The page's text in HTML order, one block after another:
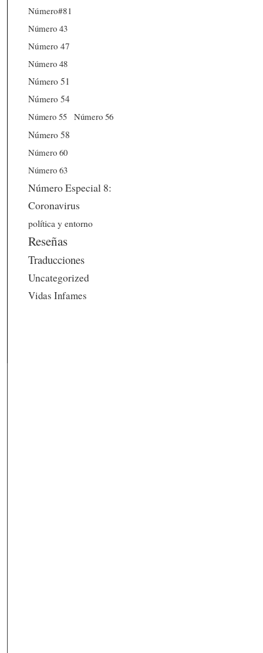
Número#81
Número 43
Número 47
Número 48
Número 51
Número 54
Número 55
Número 56
Número 58
Número 60
Número 63
Número Especial 8:
Coronavirus
política y entorno
Reseñas
Traducciones
Uncategorized
Vidas Infames